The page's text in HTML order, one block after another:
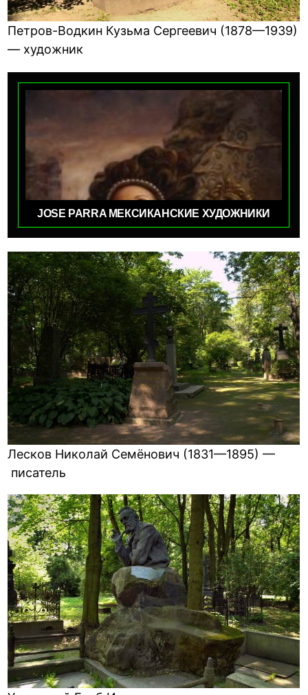
Петров-Водкин Кузьма Сергеевич (1878—1939)
— художник
JOSE PARRA МЕКСИКАНСКИЕ ХУДОЖНИКИ
Лесков Николай Семёнович (1831—1895) —
писатель